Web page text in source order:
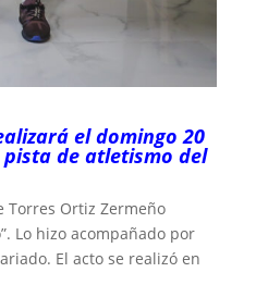
el domingo 20
de atletismo del
Torres Ortiz Zermeño
Lo hizo acompañado por
El acto se realizó en